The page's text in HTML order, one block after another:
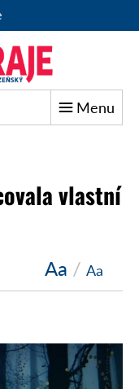
Menu
vlastní
Aa / Aa